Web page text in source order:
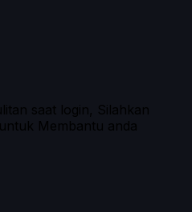
saat login, Silahkan
Membantu anda